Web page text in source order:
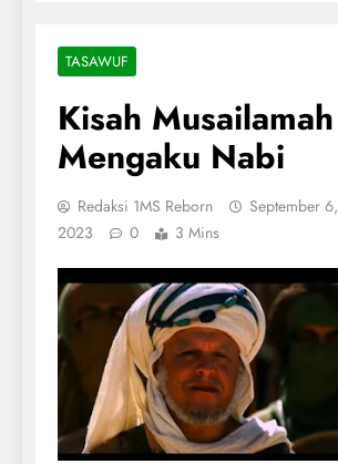
TASAWUF
Kisah Musailamah
Mengaku Nabi
Redaksi 1MS Reborn
September 6,
2023
0 3 Mins